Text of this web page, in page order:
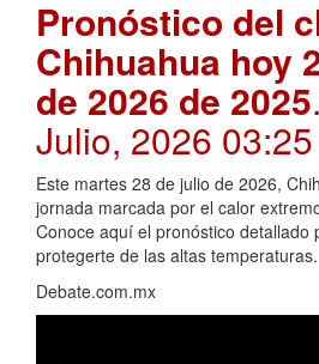
Pronóstico del
Chihuahua hoy
de 2026 de 2025
Julio, 2026 03:25
Este martes 28 de julio de 2026,
jornada marcada por el calor
Conoce aquí el pronóstico detallado
protegerte de las altas temperaturas.
Debate.com.mx